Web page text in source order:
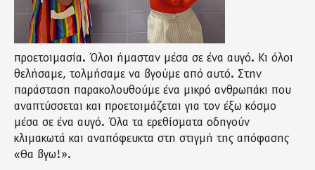
προετοιμασία. Όλοι ήμασταν μέσα σε ένα αυγό. Κι όλοι
θελήσαμε, τολμήσαμε να βγούμε από αυτό. Στην
παράσταση παρακολουθούμε ένα μικρό ανθρωπάκι που
αναπτύσσεται και προετοιμάζεται για τον έξω κόσμο
μέσα σε ένα αυγό. Όλα τα ερεθίσματα οδηγούν
κλιμακωτά και αναπόφευκτα στη στιγμή της απόφασης
«Θα βγω!».